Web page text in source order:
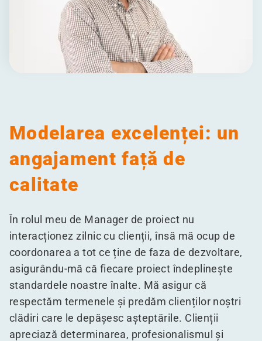
Modelarea excelenței: un
angajament față de
calitate
În rolul meu de Manager de proiect nu
interacționez zilnic cu clienții, însă mă ocup de
coordonarea a tot ce ține de faza de dezvoltare,
asigurându-mă că fiecare proiect îndeplinește
standardele noastre înalte. Mă asigur că
respectăm termenele și predăm clienților noștri
clădiri care le depășesc așteptările. Clienții
apreciază determinarea, profesionalismul și